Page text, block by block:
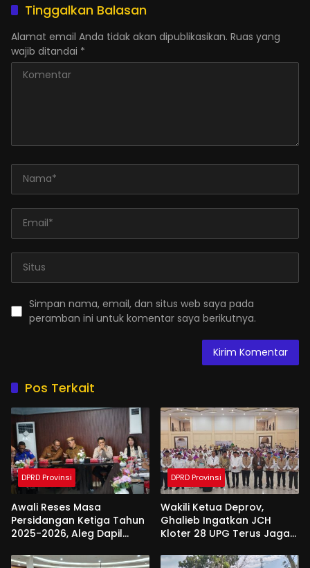
Tinggalkan Balasan
Alamat email Anda tidak akan dipublikasikan. Ruas yang
wajib ditandai *
Simpan nama, email, dan situs web saya pada
peramban ini untuk komentar saya berikutnya.
Pos Terkait
DPRD Provinsi
Awali Reses Masa
Persidangan Ketiga Tahun
2025-2026, Aleg Dapil
Apresiasi Dari Pemda
DPRD Provinsi
Wakili Ketua Deprov,
Ghalieb Ingatkan JCH
Kloter 28 UPG Terus Jaga
Tanah Suci